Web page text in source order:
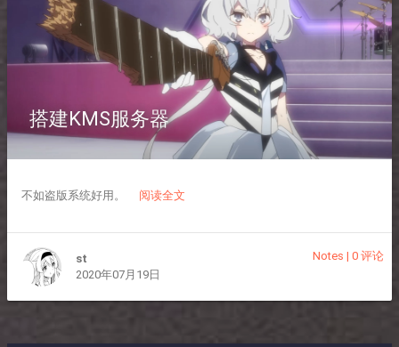
搭建KMS服务器
不如盗版系统好用。 阅读全文
st
2020年07月19日
Notes |0 评论